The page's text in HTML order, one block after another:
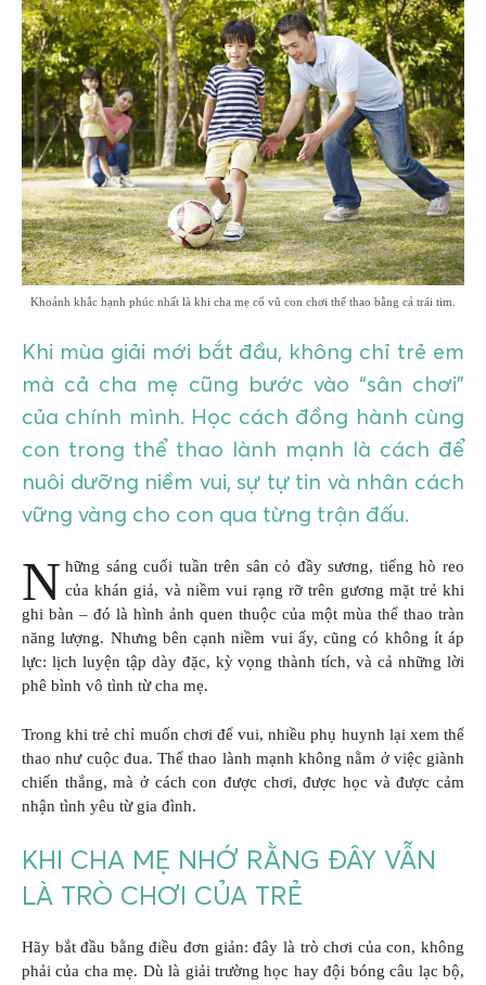
GIÁO DỤC
KỲ NGHỈ & ĐIỂM ĐẾN
QUÀ TẶNG & SỰ KIỆN
LIÊN HỆ
Khoảnh khắc hạnh phúc nhất là khi cha mẹ cổ vũ con chơi thể thao bằng cả trái tim.
Khi mùa giải mới bắt đầu, không chỉ trẻ em
mà cả cha mẹ cũng bước vào “sân chơi”
của chính mình. Học cách đồng hành cùng
con trong thể thao lành mạnh là cách để
nuôi dưỡng niềm vui, sự tự tin và nhân cách
vững vàng cho con qua từng trận đấu.
N hững sáng cuối tuần trên sân cỏ đầy sương, tiếng hò reo
của khán giả, và niềm vui rạng rỡ trên gương mặt trẻ khi
ghi bàn – đó là hình ảnh quen thuộc của một mùa thể thao tràn
năng lượng. Nhưng bên cạnh niềm vui ấy, cũng có không ít áp
lực: lịch luyện tập dày đặc, kỳ vọng thành tích, và cả những lời
phê bình vô tình từ cha mẹ.
Trong khi trẻ chỉ muốn chơi để vui, nhiều phụ huynh lại xem thể
thao như cuộc đua. Thể thao lành mạnh không nằm ở việc giành
chiến thắng, mà ở cách con được chơi, được học và được cảm
nhận tình yêu từ gia đình.
KHI CHA MẸ NHỚ RẰNG ĐÂY VẪN
LÀ TRÒ CHƠI CỦA TRẺ
Hãy bắt đầu bằng điều đơn giản: đây là trò chơi của con, không
phải của cha mẹ. Dù là giải trường học hay đội bóng câu lạc bộ,